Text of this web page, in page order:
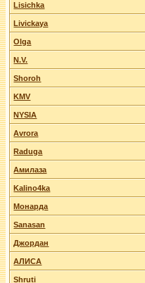
Lisichka
Livickaya
Olga
N.V.
Shoroh
KMV
NYSIA
Avrora
Raduga
Амилаза
Kalino4ka
Монарда
Sanasan
Джордан
АЛИСА
Shruti